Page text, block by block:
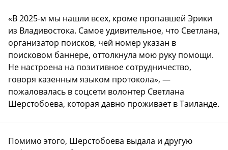
«В 2025-м мы нашли всех, кроме пропавшей Эрики
из Владивостока. Самое удивительное, что Светлана,
организатор поисков, чей номер указан в
поисковом баннере, оттолкнула мою руку помощи.
Не настроена на позитивное сотрудничество,
говоря казенным языком протокола», —
пожаловалась в соцсети волонтер Светлана
Шерстобоева, которая давно проживает в Таиланде.
Помимо этого, Шерстобоева выдала и другую